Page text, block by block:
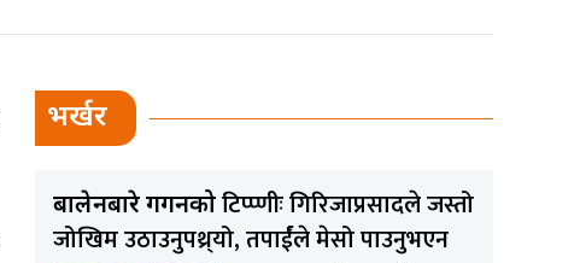
भर्खर
बालेनबारे गगनकोटिप्प्णीः गिरिजाप्रसादले जस्तो
जोखिम उठाउनुपथ्र्यो, तपार्ईंले मेसो पाउनुभएन